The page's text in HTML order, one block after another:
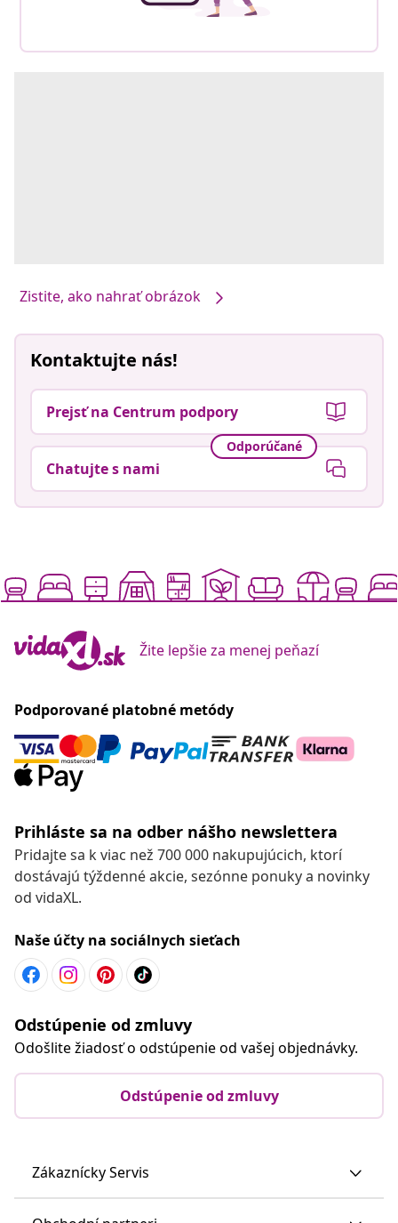
Zistite, ako nahrať obrázok
Kontaktujte nás!
Prejsť na Centrum podpory
Odporúčané
Chatujte s nami
Žite lepšie za menej peňazí
Podporované platobné metódy
Prihláste sa na odber nášho newslettera
Pridajte sa k viac než 700 000 nakupujúcich, ktorí
dostávajú týždenné akcie, sezónne ponuky a novinky
od vidaXL.
Naše účty na sociálnych sieťach
Odstúpenie od zmluvy
Odošlite žiadosť o odstúpenie od vašej objednávky.
Odstúpenie od zmluvy
Zákaznícky Servis